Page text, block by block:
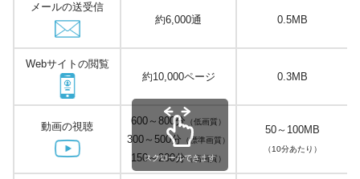
メールの送受信
約6,000通
0.5MB
Webサイトの閲覧
約10,000ページ
0.3MB
動画の視聴 600～800分 （低画質）
300～500分 （標準画質）
150～200分（高画質）
50～100MB
（10分あたり）
スクロールできます